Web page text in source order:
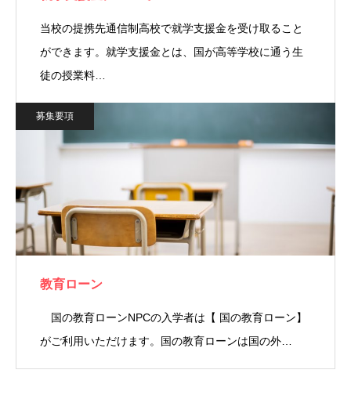
当校の提携先通信制高校で就学支援金を受け取ること
ができます。就学支援金とは、国が高等学校に通う生
徒の授業料…
募集要項
教育ローン
国の教育ローンNPCの入学者は【 国の教育ローン】
がご利用いただけます。国の教育ローンは国の外…